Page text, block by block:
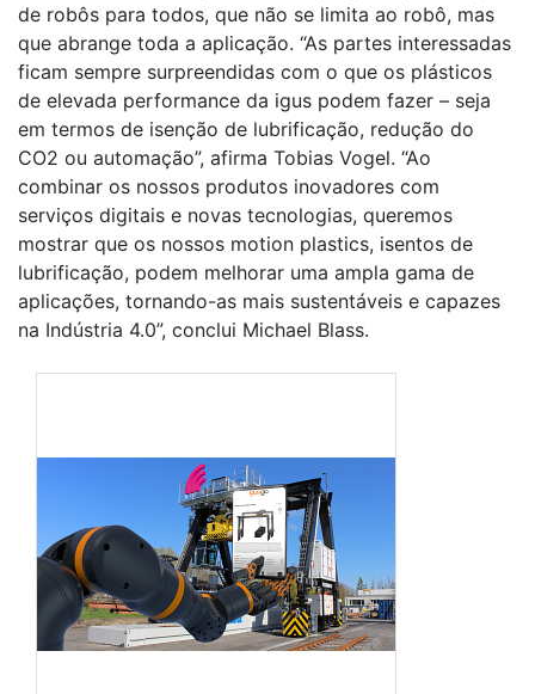
de robôs para todos, que não se limita ao robô, mas
que abrange toda a aplicação. “As partes interessadas
ficam sempre surpreendidas com o que os plásticos
de elevada performance da igus podem fazer – seja
em termos de isenção de lubrificação, redução do
CO2 ou automação”, afirma Tobias Vogel. “Ao
combinar os nossos produtos inovadores com
serviços digitais e novas tecnologias, queremos
mostrar que os nossos motion plastics, isentos de
lubrificação, podem melhorar uma ampla gama de
aplicações, tornando-as mais sustentáveis e capazes
na Indústria 4.0”, conclui Michael Blass.